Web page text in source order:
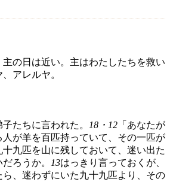
の日は近い。主はわたしたちを救い
アレルヤ。
たちに言われた。 18・12 「あなたが
が羊を百匹持っていて、その一匹が
九匹を山に残しておいて、迷い出た
ろうか。 13はっきり言っておくが、
ら、迷わずにいた九十九匹より、その